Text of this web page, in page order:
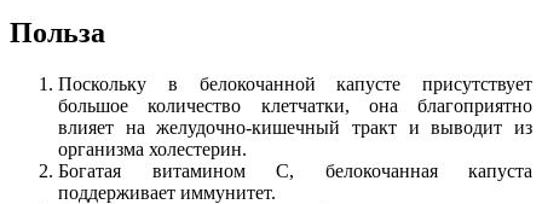
Польза
Поскольку в белокочанной капусте присутствует
большое количество клетчатки, она благоприятно
влияет на желудочно-кишечный тракт и выводит из
организма холестерин.
Богатая витамином С, белокочанная капуста
поддерживает иммунитет.